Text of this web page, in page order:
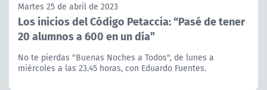
Martes 25 de abril de 2023
Los inicios del Código Petaccia: “Pasé de tener
20 alumnos a 600 en un día”
No te pierdas "Buenas Noches a Todos", de lunes a
miércoles a las 23.45 horas, con Eduardo Fuentes.